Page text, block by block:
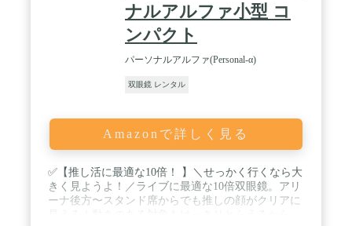
ナルアルファ小型 コ
ンパクト
パーソナルアルファ(Personal-α)
双眼鏡 レンタル
Amazonで詳しく見る
✅【推し活に最適な10倍！ 】＼せっかく行くなら大
きく見ようよ！／ライブに最適な10倍双眼鏡。アリ
ーナ後方〜スタンド席からでも推しの顔がクリアに